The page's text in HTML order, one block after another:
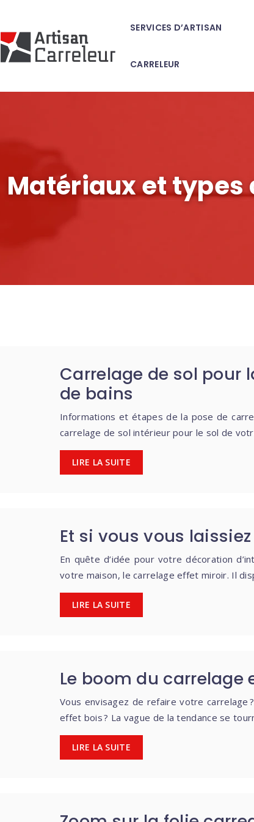
SERVICES D’ARTISAN
CARRELEUR
Matériaux et types
Carrelage de sol pour
de bains
Informations et étapes de la pose de
carrelage de sol intérieur pour le sol de
LIRE LA SUITE
Et si vous vous
En quête d’idée pour votre décoration
votre maison, le carrelage effet miroir. Il
LIRE LA SUITE
Le boom du carrelage
Vous envisagez de refaire votre carrelage
effet bois ? La vague de la tendance se
LIRE LA SUITE